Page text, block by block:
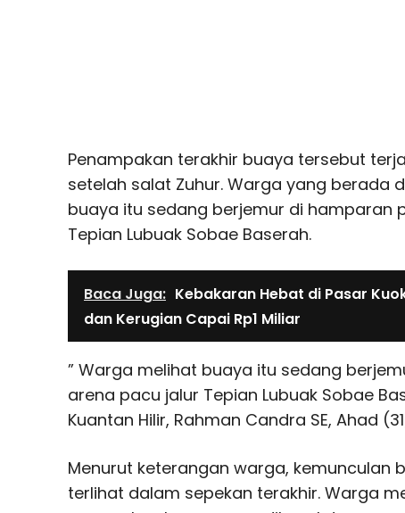
Penampakan terakhir buaya tersebut
setelah salat Zuhur. Warga yang berada
buaya itu sedang berjemur di hamparan
Tepian Lubuak Sobae Baserah.
Baca Juga: Kebakaran Hebat di Pasar
dan Kerugian Capai Rp1 Miliar
” Warga melihat buaya itu sedang
arena pacu jalur Tepian Lubuak Sobae
Kuantan Hilir, Rahman Candra SE, Ahad
Menurut keterangan warga, kemunculan
terlihat dalam sepekan terakhir. Warga